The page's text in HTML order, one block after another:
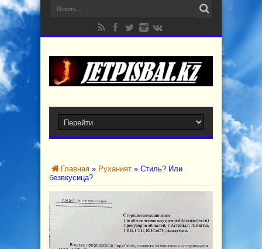
Главная » Руханият » Стиль? Или
безвкусица?